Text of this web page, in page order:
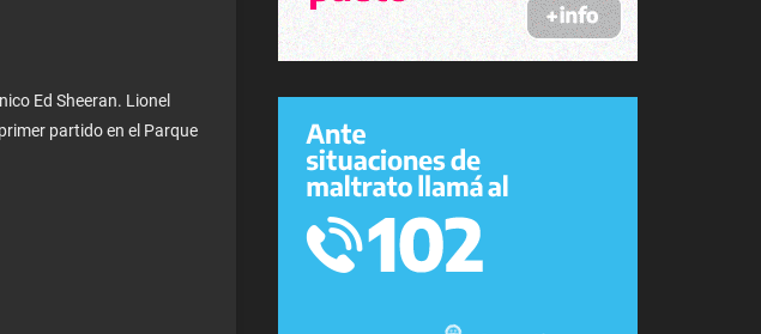
Ed Sheeran. Lionel
partido en el Parque